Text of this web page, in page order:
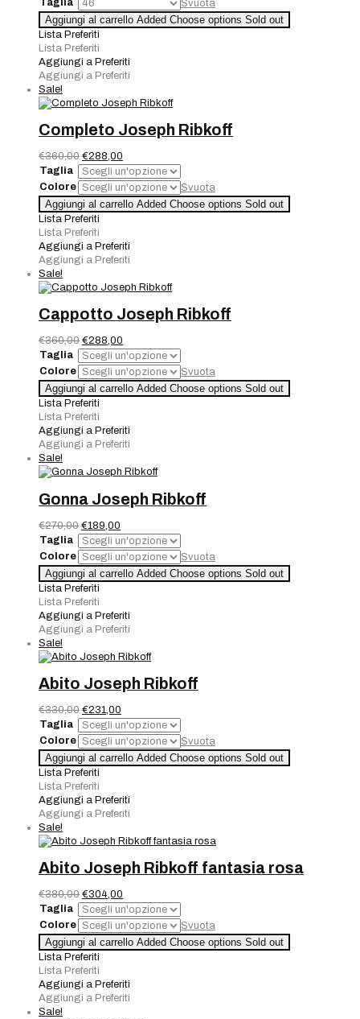
era:
€190,00.
è:
€133,00.
Svuota
Pantalone
Joseph
Ribkoff
quantità
Aggiungi al carrello Added Choose options Sold out
Lista Preferiti
Lista Preferiti
Aggiungi a Preferiti
Aggiungi a Preferiti
Sale!
Completo Joseph Ribkoff
€360,00 Il
prezzo
originale
era:
€360,00.
€288,00
prezzo
attuale
è:
€288,00.
Taglia
Colore
Svuota
Completo
Joseph
Ribkoff
quantità
Aggiungi al carrello Added Choose options Sold out
Lista Preferiti
Lista Preferiti
Aggiungi a Preferiti
Aggiungi a Preferiti
Sale!
Cappotto Joseph Ribkoff
€360,00 Il
prezzo
originale
era:
€360,00.
€288,00
prezzo
attuale
è:
€288,00.
Taglia
Colore
Svuota
Cappotto
Joseph
Ribkoff
quantità
Aggiungi al carrello Added Choose options Sold out
Lista Preferiti
Lista Preferiti
Aggiungi a Preferiti
Aggiungi a Preferiti
Sale!
Gonna Joseph Ribkoff
€270,00 Il
prezzo
originale
era:
€270,00.
€189,00
prezzo
attuale
è:
€189,00.
Taglia
Colore
Svuota
Gonna
Joseph
Ribkoff
quantità
Aggiungi al carrello Added Choose options Sold out
Lista Preferiti
Lista Preferiti
Aggiungi a Preferiti
Aggiungi a Preferiti
Sale!
Abito Joseph Ribkoff
€330,00 Il
prezzo
originale
era:
€330,00.
€231,00
prezzo
attuale
è:
€231,00.
Taglia
Colore
Svuota
Abito
Joseph
Ribkoff
quantità
Aggiungi al carrello Added Choose options Sold out
Lista Preferiti
Lista Preferiti
Aggiungi a Preferiti
Aggiungi a Preferiti
Sale!
Abito Joseph Ribkoff fantasia rosa
€380,00 Il
prezzo
originale
era:
€380,00.
€304,00
prezzo
attuale
è:
€304,00.
Taglia
Colore
Svuota
Abito
Joseph
Ribkoff
fantasia
rosa
quantità
Aggiungi al carrello Added Choose options Sold out
Lista Preferiti
Lista Preferiti
Aggiungi a Preferiti
Aggiungi a Preferiti
Sale!